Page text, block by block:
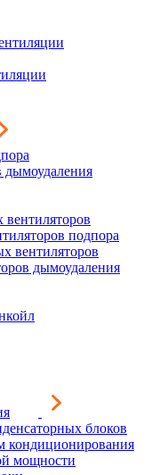
дымоудаления
подпора
вентиляторов
дымоудаления
блоков
кондиционирования
мощности